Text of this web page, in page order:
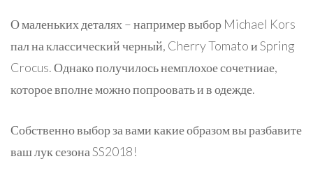
О маленьких деталях – например выбор Michael Kors
пал на классический черный, Cherry Tomato и Spring
Crocus. Однако получилось немплохое сочетниае,
которое вполне можно попроовать и в одежде.
Собственно выбор за вами какие образом вы разбавите
ваш лук сезона SS2018!